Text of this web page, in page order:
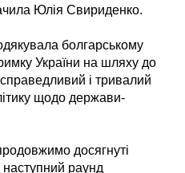
Юлія Свириденко.
болгарському
України на шляху до
і тривалий
щодо держави-
досягнуті
раунд